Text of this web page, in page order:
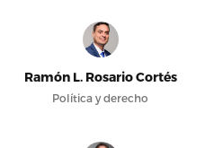
Ramón L. Rosario Cortés
Política y derecho